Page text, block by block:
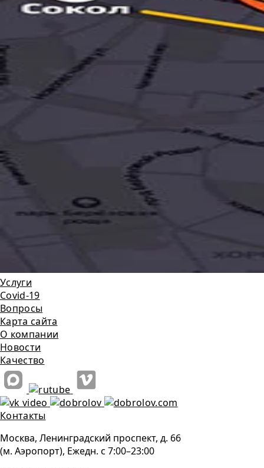
Услуги
Covid-19
Вопросы
Карта сайта
О компании
Новости
Качество
Контакты
Москва, Ленинградский проспект, д. 66
(м. Аэропорт), Ежедн. с 7:00–23:00